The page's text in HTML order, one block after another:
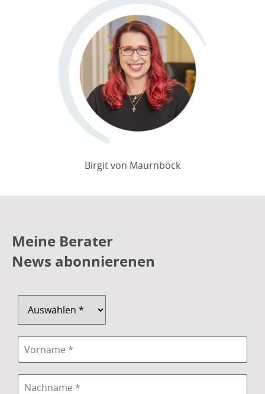
Birgit von Maurnböck
Meine Berater
News abonnierenen